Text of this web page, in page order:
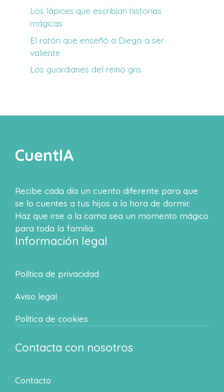
Los lápices que escribían historias
mágicas
El ratón que enseñó a Diego a ser
valiente
Los guardianes del reino gris
CuentIA
Recibe cada día un cuento diferente para que
se lo cuentes a tus hijos a la hora de dormir.
Haz que irse a la cama sea un momento mágico
para toda la familia.
Información legal
Política de privacidad
Aviso legal
Política de cookies
Contacta con nosotros
Contacto